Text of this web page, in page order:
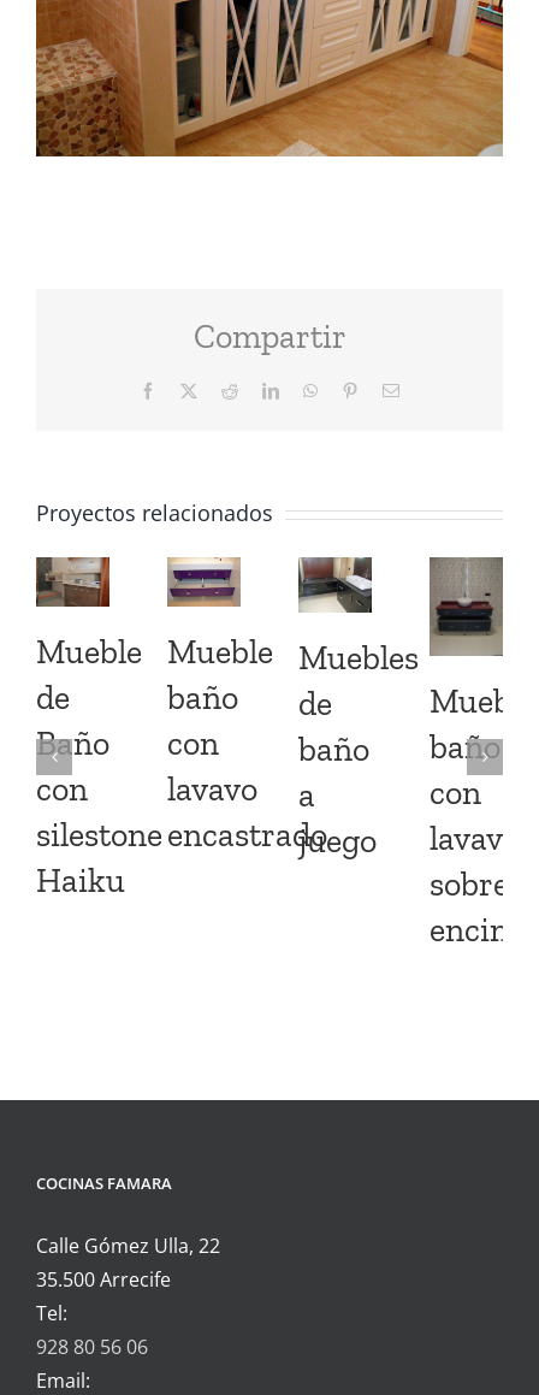
Compartir
Facebook RedditLinkedInWhatsAppPinterest
Proyectos relacionados
Mueble
de
Baño
con
silestone
Haiku
Mueble
baño
con
lavavo
encastrado
Muebles
de
baño
a
juego
Mueble
baño
con
lavavo
sobre
COCINAS FAMARA
Calle Gómez Ulla, 22
35.500 Arrecife
Tel:
928 80 56 06
Email: